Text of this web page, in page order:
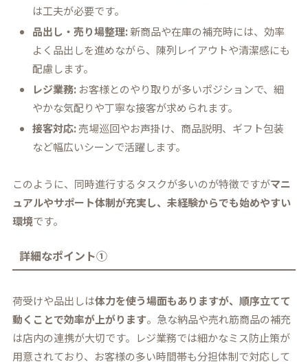
は工夫が必要です。
品出し・売り場整理:新商品や在庫の補充時には、効率
よく品出しを進めながら、陳列レイアウトや清潔感にも
配慮します。
レジ業務: お客様とのやり取りが多いポジションで、細
やかな気配りや丁寧な接客が求められます。
接客対応:売場巡回やお声掛け、商品説明、ギフト包装
など幅広いシーンで活躍します。
このように、同時進行するタスクが多いのが特徴ですがマニ
ュアルやサポート体制が充実し、未経験からでも始めやすい
環境です。
詳細なポイント①
荷受けや品出しは体力を使う場面もありますが、順序立てて
動くことで効率が上がります。急な納品や売れ筋商品の補充
は店内の連携が大切です。レジ業務では細かなミス防止策が
用意されており、お客様の多い時間帯も分担体制で対応して